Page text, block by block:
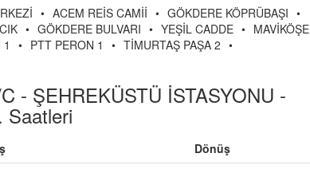
• ACEM REİS CAMİİ • GÖKDERE KÖPRÜBAŞI •
• GÖKDERE BULVARI • YEŞİL CADDE • MAVİKÖŞE
• PTT PERON 1 • TİMURTAŞ PAŞA 2 •
- ŞEHREKÜSTÜ İSTASYONU -
Saatleri
Dönüş